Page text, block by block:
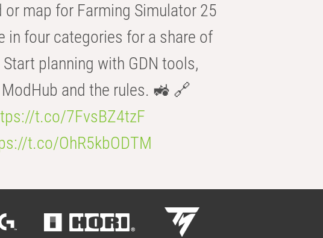
or map for Farming Simulator 25
in four categories for a share of
planning with GDN tools,
and the rules. 🚜 🔗
t.co/7FvsBZ4tzF
t.co/OhR5kbODTM